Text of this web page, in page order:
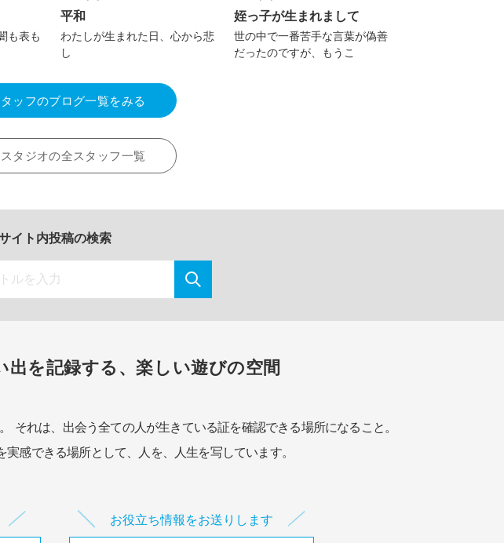
も表も
平和
わたしが生まれた日、心から悲
し
姪っ子が生まれまして
世の中で一番苦手な言葉が偽善
だったのですが、もうこ
ッフのブログ一覧をみる
タジオの全スタッフ一覧
イト内投稿の検索
出を記録する、楽しい遊びの空間
それは、出会う全ての人が生きている証を確認できる場所になること。
感できる場所として、 人を、人生を写しています。
お役立ち情報をお送りします